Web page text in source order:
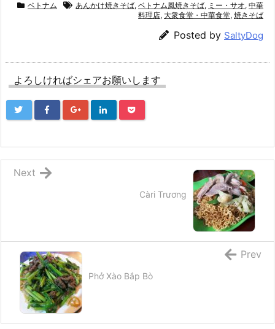
ベトナム あんかけ焼きそば, ベトナム風焼きそば, ミー・サオ, 中華
料理店, 大衆食堂・中華食堂, 焼きそば
Posted by SaltyDog
よろしければシェアお願いします
Càri Trương
Next
Phở Xào Bắp Bò
Prev